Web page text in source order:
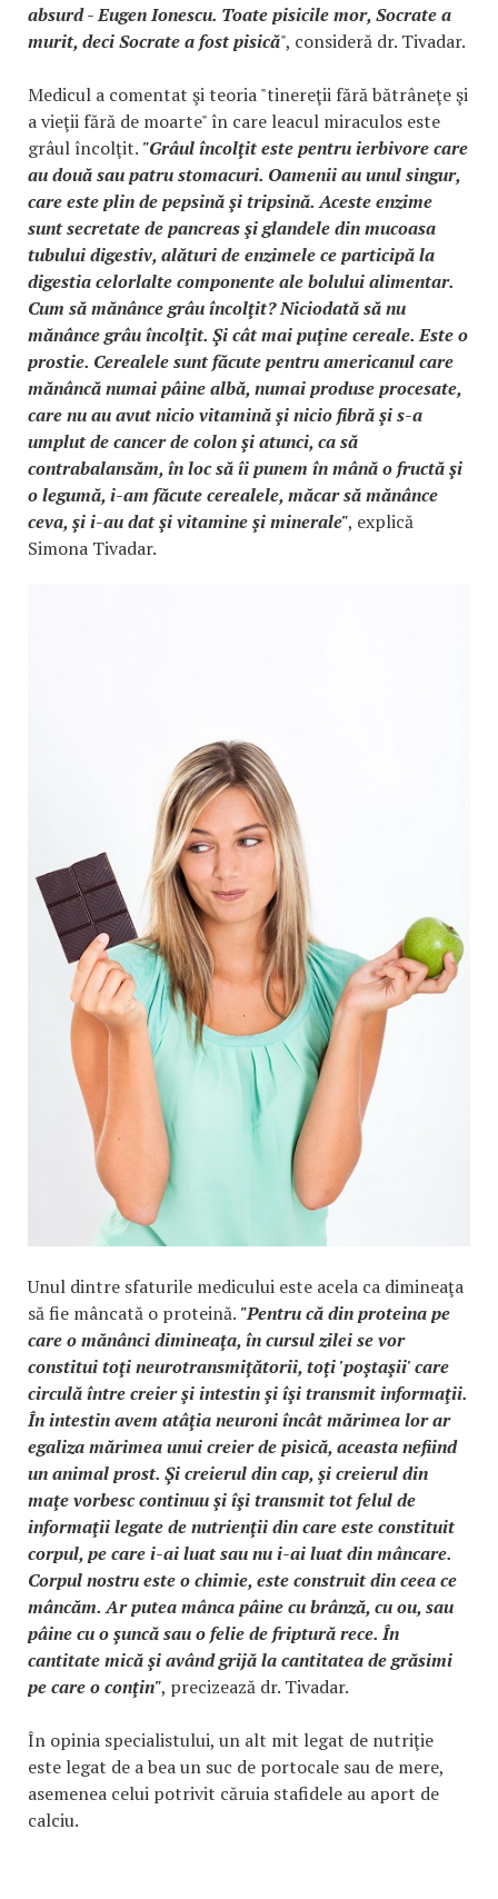
absurd - Eugen Ionescu. Toate pisicile mor, Socrate a
murit, deci Socrate a fost pisică", consideră dr. Tivadar.
Medicul a comentat şi teoria "tinereţii fără bătrâneţe şi
a vieţii fără de moarte" în care leacul miraculos este
grâul încolţit. "Grâul încolţit este pentru ierbivore care
au două sau patru stomacuri. Oamenii au unul singur,
care este plin de pepsină şi tripsină. Aceste enzime
sunt secretate de pancreas şi glandele din mucoasa
tubului digestiv, alături de enzimele ce participă la
digestia celorlalte componente ale bolului alimentar.
Cum să mănânce grâu încolţit? Niciodată să nu
mănânce grâu încolţit. Şi cât mai puţine cereale. Este o
prostie. Cerealele sunt făcute pentru americanul care
mănâncă numai pâine albă, numai produse procesate,
care nu au avut nicio vitamină şi nicio fibră şi s-a
umplut de cancer de colon şi atunci, ca să
contrabalansăm, în loc să îi punem în mână o fructă şi
o legumă, i-am făcute cerealele, măcar să mănânce
ceva, şi i-au dat şi vitamine şi minerale", explică
Simona Tivadar.
Unul dintre sfaturile medicului este acela ca dimineaţa
să fie mâncată o proteină. "Pentru că din proteina pe
care o mănânci dimineaţa, în cursul zilei se vor
constitui toţi neurotransmiţătorii, toţi 'poştaşii' care
circulă între creier şi intestin şi îşi transmit informaţii.
În intestin avem atâţia neuroni încât mărimea lor ar
egaliza mărimea unui creier de pisică, aceasta nefiind
un animal prost. Şi creierul din cap, şi creierul din
maţe vorbesc continuu şi îşi transmit tot felul de
informaţii legate de nutrienţii din care este constituit
corpul, pe care i-ai luat sau nu i-ai luat din mâncare.
Corpul nostru este o chimie, este construit din ceea ce
mâncăm. Ar putea mânca pâine cu brânză, cu ou, sau
pâine cu o şuncă sau o felie de friptură rece. În
cantitate mică şi având grijă la cantitatea de grăsimi
pe care o conţin", precizează dr. Tivadar.
În opinia specialistului, un alt mit legat de nutriţie
este legat de a bea un suc de portocale sau de mere,
asemenea celui potrivit căruia stafidele au aport de
calciu.